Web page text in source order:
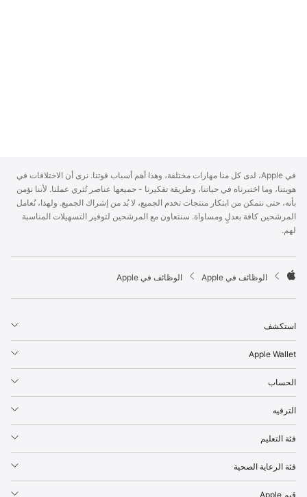
p
p
l
e
F
o
t
r
في Apple، لدى كل منا مهارات مختلفة، وهذا أهم أسباب قوتنا. نرى أن الاختلافات في
هويتنا، وما اختبرناه في حياتنا، وطريقة تفكيرنا - جميعها عناصر تُثري عملنا. لأننا نؤمن
بأنه، حتى نتمكن من ابتكار منتجات تخدم الجميع، لا بُد من إشراك الجميع. ولهذا، نُعامل
المرشحين كافة بعدلٍ ومساواة. سنتعاون مع المرشحين لتوفير التسهيلات المناسبة
لهم.

p
l
e
الوظائف في Apple الوظائف في Apple
استكشف
Apple Wallet
الحساب
الترفيه
فئة التعليم
فئة الرعاية الصحية
قيم Apple